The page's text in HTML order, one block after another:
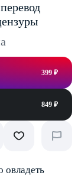
399 ₽
849 ₽
овладеть